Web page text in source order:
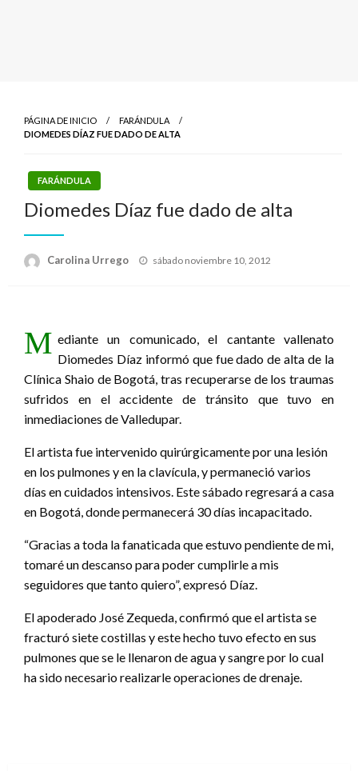
PÁGINA DE INICIO
FARÁNDULA
DIOMEDES DÍAZ FUE DADO DE ALTA
FARÁNDULA
Diomedes Díaz fue dado de alta
Carolina Urrego
Publicado
sábado noviembre 10, 2012
M ediante un comunicado, el cantante vallenato
Diomedes Díaz informó que fue dado de alta de la
Clínica Shaio de Bogotá, tras recuperarse de los traumas
sufridos en el accidente de tránsito que tuvo en
inmediaciones de Valledupar.
El artista fue intervenido quirúrgicamente por una lesión
en los pulmones y en la clavícula, y permaneció varios
días en cuidados intensivos. Este sábado regresará a casa
en Bogotá, donde permanecerá 30 días incapacitado.
“Gracias a toda la fanaticada que estuvo pendiente de mi,
tomaré un descanso para poder cumplirle a mis
seguidores que tanto quiero”, expresó Díaz.
El apoderado José Zequeda, confirmó que el artista se
fracturó siete costillas y este hecho tuvo efecto en sus
pulmones que se le llenaron de agua y sangre por lo cual
ha sido necesario realizarle operaciones de drenaje.